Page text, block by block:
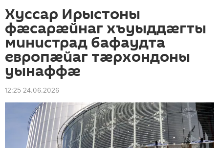
Хуссар Ирыстоны
фæсарæйнаг хъуыддæгты
министрад бафаудта
европæйаг тæрхондоны
уынаффæ
12:25 24.06.2026